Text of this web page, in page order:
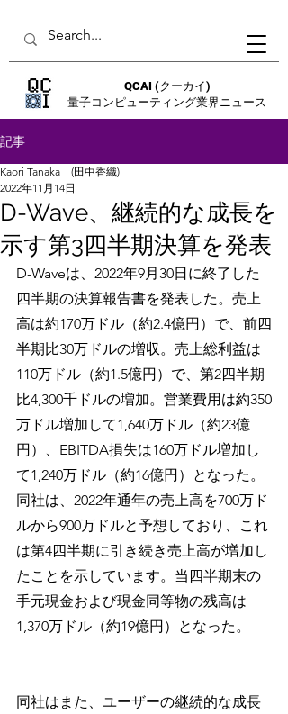
QCAI (クーカイ)
量子コンピューティング業界ニュース
記事
D-Wave、継続的な成長を
示す第3四半期決算を発表
Kaori Tanaka (田中香織)
2022年11月14日
D-Waveは、2022年9月30日に終了した
四半期の決算報告書を発表した。売上
高は約170万ドル（約2.4億円）で、前四
半期比30万ドルの増収。売上総利益は
110万ドル（約1.5億円）で、第2四半期
比4,300千ドルの増加。営業費用は約350
万ドル増加して1,640万ドル（約23億
円）、EBITDA損失は160万ドル増加し
て1,240万ドル（約16億円）となった。
同社は、2022年通年の売上高を700万ド
ルから900万ドルと予想しており、これ
は第4四半期に引き続き売上高が増加し
たことを示しています。当四半期末の
手元現金および現金同等物の残高は
1,370万ドル（約19億円）となった。
同社はまた、ユーザーの継続的な成長